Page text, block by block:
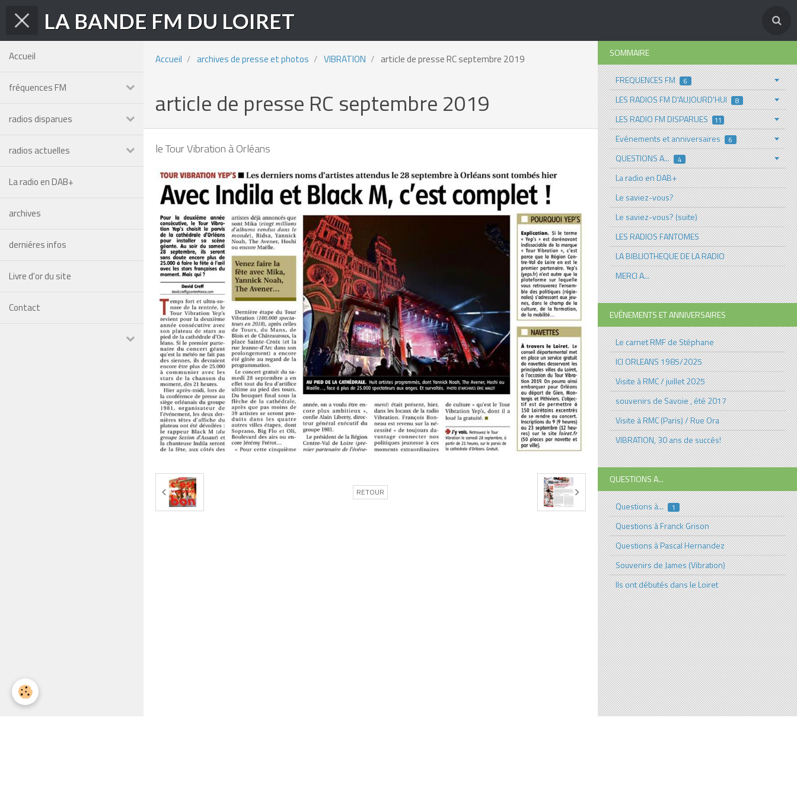
LA BANDE FM DU LOIRET
Accueil
fréquences FM
radios disparues
radios actuelles
La radio en DAB+
archives
derniéres infos
Livre d'or du site
Contact
Accueil archives de presse et photos VIBRATION article de presse RC septembre 2019
article de presse RC septembre 2019
le Tour Vibration à Orléans
RETOUR
SOMMAIRE
FREQUENCES FM 6
LES RADIOS FM D'AUJOURD'HUI 8
LES RADIO FM DISPARUES 11
Evénements et anniversaires 6
QUESTIONS A... 4
La radio en DAB+
Le saviez-vous?
Le saviez-vous? (suite)
LES RADIOS FANTOMES
LA BIBLIOTHEQUE DE LA RADIO
MERCI A...
EVÉNEMENTS ET ANNIVERSAIRES
Le carnet RMF de Stéphane
ICI ORLEANS 1985/2025
Visite à RMC / juillet 2025
souvenirs de Savoie , été 2017
Visite à RMC (Paris) / Rue Ora
VIBRATION, 30 ans de succés!
QUESTIONS A...
Questions à... 1
Questions à Franck Grison
Questions à Pascal Hernandez
Souvenirs de James (Vibration)
Ils ont débutés dans le Loiret